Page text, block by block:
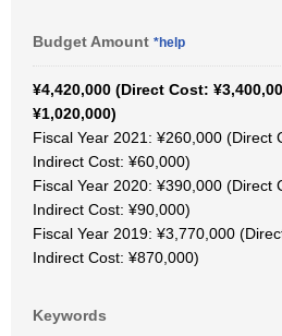
Budget Amount *help
¥4,420,000 (Direct Cost:
¥1,020,000)
Fiscal Year 2021: ¥260,000 (Direct
Indirect Cost: ¥60,000)
Fiscal Year 2020: ¥390,000 (Direct
Indirect Cost: ¥90,000)
Fiscal Year 2019: ¥3,770,000
Indirect Cost: ¥870,000)
Keywords